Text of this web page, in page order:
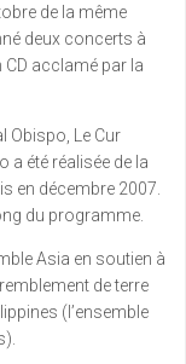
de la même
deux concerts à
CD acclamé par la
Obispo, Le Cur
a été réalisée de la
en décembre 2007.
du programme.
Asia en soutien à
de terre
(l’ensemble